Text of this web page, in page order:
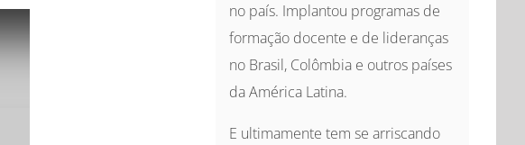
no país. Implantou programas de
formação docente e de lideranças
no Brasil, Colômbia e outros países
da América Latina.
E ultimamente tem se arriscando